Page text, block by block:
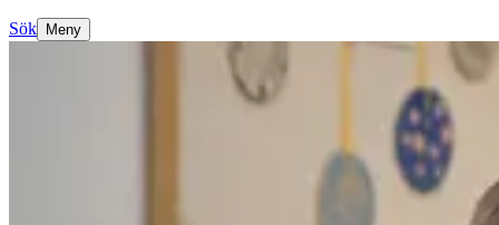
Sök Meny